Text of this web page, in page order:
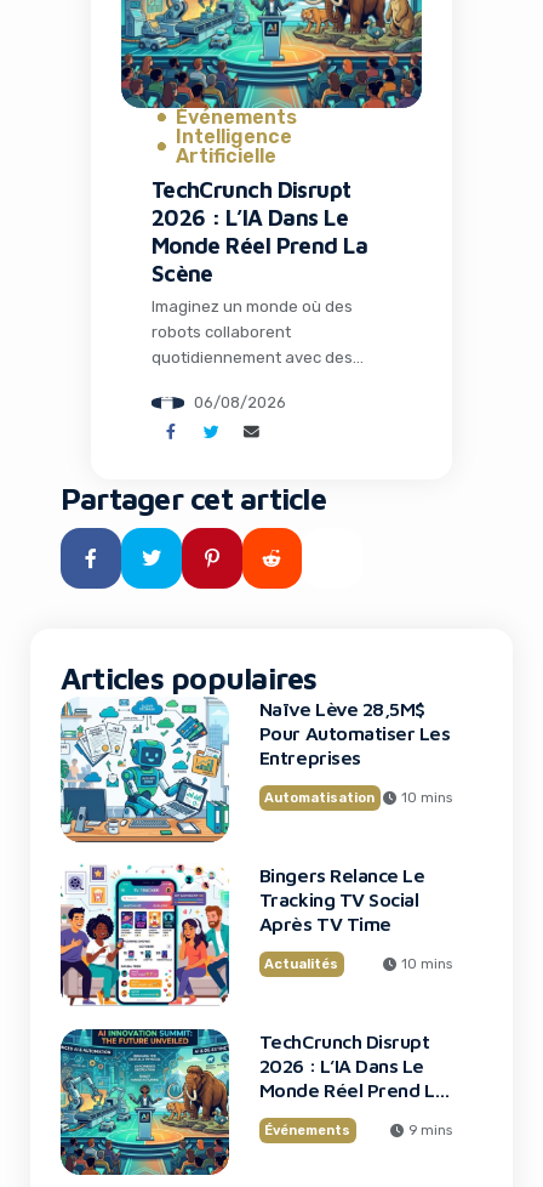
l’histoire ne s’arrête pas […]
Événements
Intelligence
Artificielle
TechCrunch Disrupt
2026 : L’IA Dans Le
Monde Réel Prend La
Scène
Imaginez un monde où des
robots collaborent
quotidiennement avec des
l’intelligence artificielle opère
loin de tout cloud dans des
des millénaires pourraient
fouler à nouveau notre planète
grâce à la biologie de synthèse.
Ce n’est plus de la science-
06/08/2026
Partager cet article
Articles populaires
Naïve Lève 28,5M$
Pour Automatiser Les
Entreprises
Automatisation 10 mins
Bingers Relance Le
Tracking TV Social
Après TV Time
Actualités 10 mins
TechCrunch Disrupt
2026 : L’IA Dans Le
Monde Réel Prend La
Scène
Événements 9 mins